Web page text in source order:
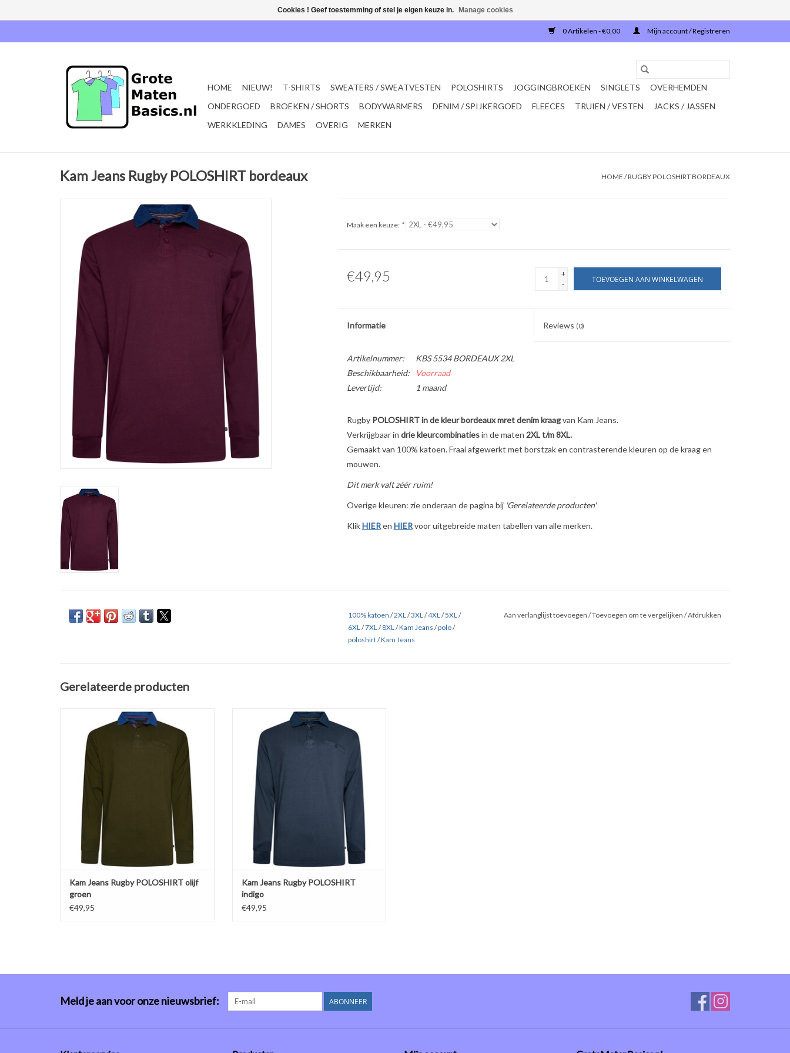
0 Artikelen - €0,00 Mijn account / Registreren
HOME NIEUW! T-SHIRTS SWEATERS / SWEATVESTEN POLOSHIRTS JOGGINGBROEKEN SINGLETS
OVERHEMDEN
ONDERGOED
BROEKEN / SHORTS BODYWARMERS DENIM / SPIJKERGOED FLEECES TRUIEN / VESTEN
JACKS / JASSEN
WERKKLEDING
DAMES OVERIG MERKEN
Kam Jeans Rugby POLOSHIRT bordeaux HOME /RUGBY POLOSHIRT BORDEAUX
Maak een keuze: *
€49,95
+
-
TOEVOEGEN AAN WINKELWAGEN
Informatie Reviews (0)
Artikelnummer:
KBS 5534 BORDEAUX 2XL
Beschikbaarheid:
Voorraad
Levertijd:
1 maand
Rugby POLOSHIRT in de kleur bordeaux mret denim kraagvan Kam Jeans.
Verkrijgbaar in drie kleurcombinatiesin de maten 2XL t/m 8XL.
Gemaakt van 100% katoen. Fraai afgewerkt met borstzak en contrasterende kleuren op de kraag en
mouwen.
Dit merk valt zéér ruim!
Overige kleuren: zie onderaan de pagina bij 'Gerelateerde producten'
KlikHIERen HIERvoor uitgebreide maten tabellen van alle merken.
100% katoen /2XL /3XL /4XL /5XL /
6XL /7XL /8XL /Kam Jeans /polo/
poloshirt/Kam Jeans
Aan verlanglijst toevoegen /Toevoegen om te vergelijken /Afdrukken
Gerelateerde producten
casual Rugby POLOSHIRT olijf groen van Kam
Jeans. Verkrijgbaar in de maten 2XL t/m 8XL.
Gemaakt van 100% katoen.
TOEVOEGEN AAN WINKELWAGEN
Kam Jeans Rugby POLOSHIRT olijf
groen
€49,95
casual Rugby POLOSHIRT indigo van Kam
Jeans. Verkrijgbaar in de maten 2XL t/m 8XL.
Gemaakt van 100% katoen.
TOEVOEGEN AAN WINKELWAGEN
Kam Jeans Rugby POLOSHIRT
indigo
€49,95
Meld je aan voor onze nieuwsbrief: ABONNEER
Cookies ! Geef toestemming of stel je eigen keuze in. Manage cookies